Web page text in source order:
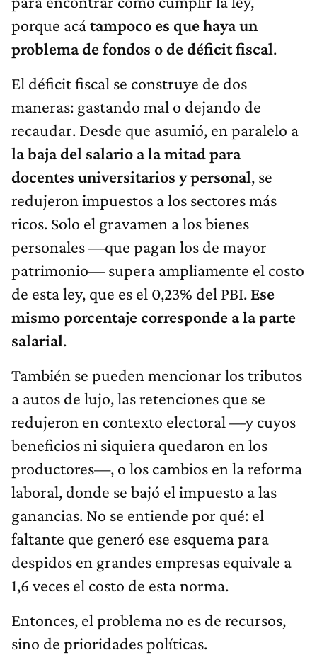
porque acátampoco es que haya un
problema de fondos o de déficit fiscal.
El déficit fiscal se construye de dos
maneras: gastando mal o dejando de
recaudar. Desde que asumió, en paralelo a
la baja del salario a la mitad para
docentes universitarios y personal, se
redujeron impuestos a los sectores más
ricos. Solo el gravamen a los bienes
personales —que pagan los de mayor
patrimonio— supera ampliamente el costo
de esta ley, que es el 0,23% del PBI. Ese
mismo porcentaje corresponde a la parte
salarial.
También se pueden mencionar los tributos
a autos de lujo, las retenciones que se
redujeron en contexto electoral —y cuyos
beneficios ni siquiera quedaron en los
productores—, o los cambios en la reforma
laboral, donde se bajó el impuesto a las
ganancias. No se entiende por qué: el
faltante que generó ese esquema para
despidos en grandes empresas equivale a
1,6 veces el costo de esta norma.
Entonces, el problema no es de recursos,
sino de prioridades políticas.